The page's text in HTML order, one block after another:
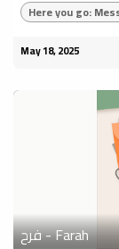
Here you go:
May 18, 2025
فرح - Farah